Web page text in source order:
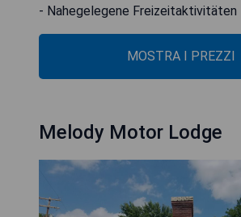
- Nahegelegene Freizeitaktivitäten
MOSTRA I PREZZI
Melody Motor Lodge